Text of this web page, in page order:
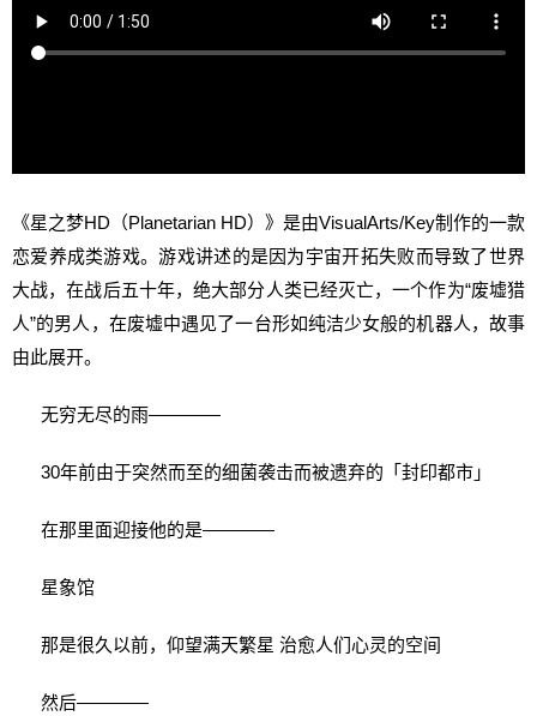
《星之梦HD（Planetarian HD）》是由VisualArts/Key制作的一款
恋爱养成类游戏。游戏讲述的是因为宇宙开拓失败而导致了世界
大战，在战后五十年，绝大部分人类已经灭亡，一个作为“废墟猎
人”的男人，在废墟中遇见了一台形如纯洁少女般的机器人，故事
由此展开。
无穷无尽的雨————
30年前由于突然而至的细菌袭击而被遗弃的「封印都市」
在那里面迎接他的是————
星象馆
那是很久以前，仰望满天繁星 治愈人们心灵的空间
然后————